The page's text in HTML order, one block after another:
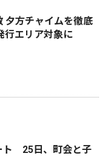
夕方チャイムを徹底
行エリア対象に
ト 25日、町会と子